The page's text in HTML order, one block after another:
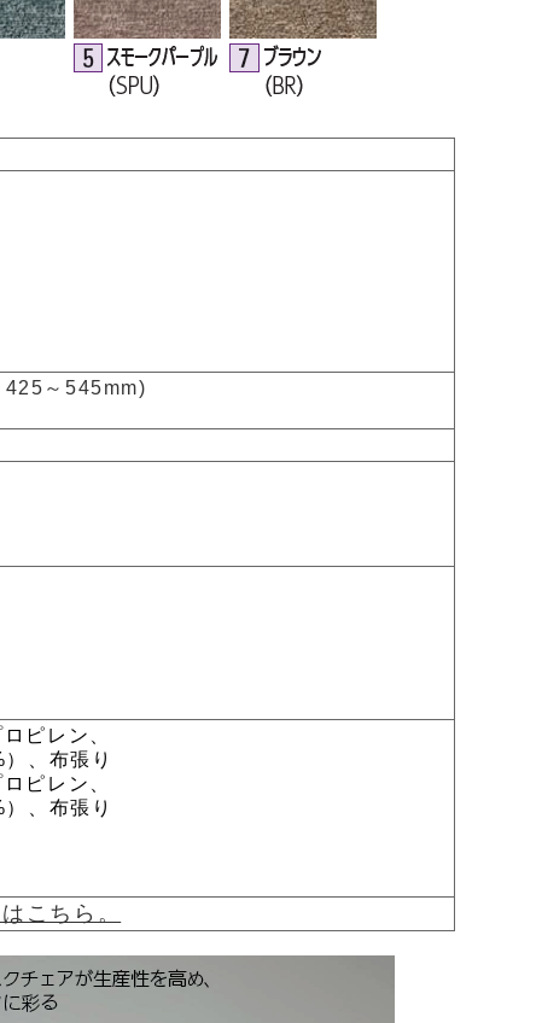
～545mm)
ピレン、
、布張り
ピレン、
、布張り
こちら。